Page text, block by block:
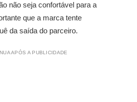
não seja confortável para a
que a marca tente
da saída do parceiro.
APÓS A PUBLICIDADE